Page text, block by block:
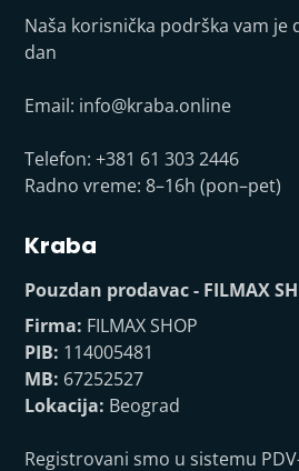
Naša korisnička podrška vam je
dan
Email: info@kraba.online
Telefon: +381 61 303 2446
Radno vreme: 8–16h (pon–pet)
Kraba
Pouzdan prodavac - FILMAX
Firma: FILMAX SHOP
PIB: 114005481
MB: 67252527
Lokacija: Beograd
Registrovani smo u sistemu